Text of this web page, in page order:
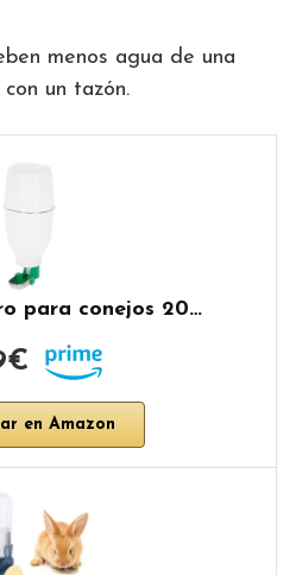
menos agua de una
un tazón.
para conejos 20…
en Amazon